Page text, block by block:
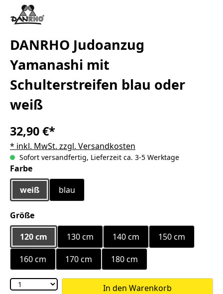
DANRHO Judoanzug
Yamanashi mit
Schulterstreifen blau oder
weiß
32,90 €*
* inkl. MwSt. zzgl. Versandkosten
Sofort versandfertig, Lieferzeit ca. 3-5 Werktage
Farbeauswählen
weiß
blau
Größeauswählen
120 cm
130 cm 140 cm 150 cm
160 cm 170 cm 180 cm
In den Warenkorb